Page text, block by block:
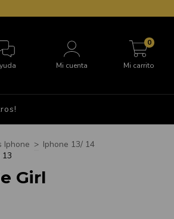
Mi cuenta Mi carrito
0
Iphone > Iphone 13/ 14
13
Girl